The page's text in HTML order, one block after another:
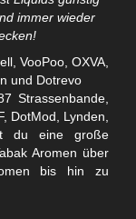
immer wieder
Strassenbande,
DotMod, Lynden,
du eine große
Aromen über
bis hin zu